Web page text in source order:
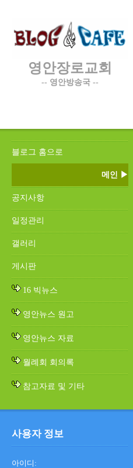
영안장로교회
-- 영안방송국 --
블로그 홈으로
메인 ▶
공지사항
일정관리
갤러리
게시판
16 빅뉴스
영안뉴스 원고
영안뉴스 자료
월례회 회의록
참고자료 및 기타
사용자 정보
아이디: